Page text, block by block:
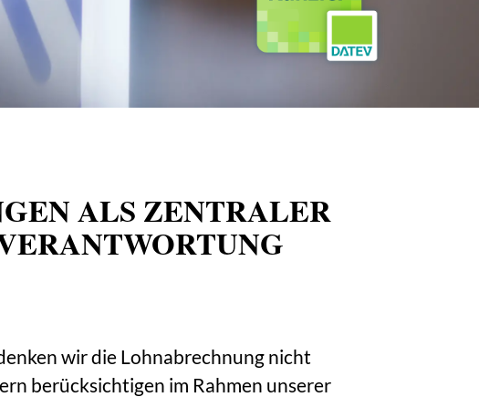
ALS ZENTRALER
wir die Lohnabrechnung nicht
berücksichtigen im Rahmen unserer